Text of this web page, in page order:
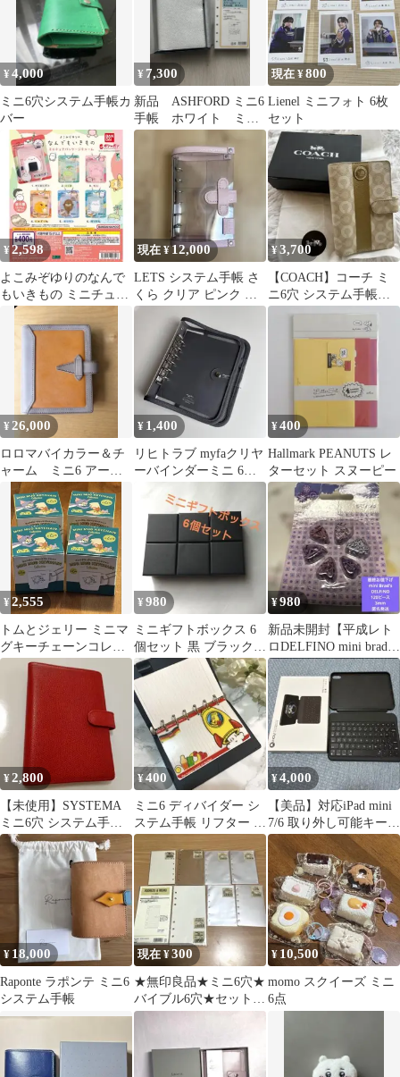
¥4,000
ミニ6穴システム手帳カ
バー
¥ 7,300
新品 ASHFORD ミニ6
手帳 ホワイト ミニ6
メモリーフ2個セット付
現在 ¥800
Lienel ミニフォト 6枚
セット
¥2,598
よこみぞゆりのなんで
もいきもの ミニチュア
パッケージチャーム全6
現在 ¥ 12,000
LETS システム手帳 さ
くら クリア ピンク ミ
ニ6
¥3,700
【COACH】コーチ ミ
ニ6穴 システム手帳カ
バー シグネチャーゴー
¥ 26,000
ロロマバイカラー＆チ
ャーム ミニ6 アージ
ェント＆イエロー
¥ 1,400
リヒトラブ myfaクリヤ
ーバインダーミニ 6穴
¥400
Hallmark PEANUTS レ
ターセット スヌーピー
¥2,555
トムとジェリー ミニマ
グキーチェーンコレク
ション 全6種のうち4
¥ 980
ミニギフトボックス 6
個セット 黒 ブラック
アクセサリー リング 贈
り物用に
¥980
新品未開封【平成レト
ロDELFINO mini brads
3mm 120個】
¥2,800
【未使用】SYSTEMA
ミニ6穴 システム手帳
本革 1999年頃のレア商
¥400
ミニ6 ディバイダー シ
ステム手帳 リフター 横
型
¥4,000
【美品】対応iPad mini
7/6 取り外し可能キーボ
ード(HOUブランド)
¥ 18,000
Raponte ラポンテ ミニ6
システム手帳
現在 ¥300
★無印良品★ミニ6穴★
バイブル6穴★セット★
訳アリ★
¥ 10,500
momo スクイーズ ミニ
6点